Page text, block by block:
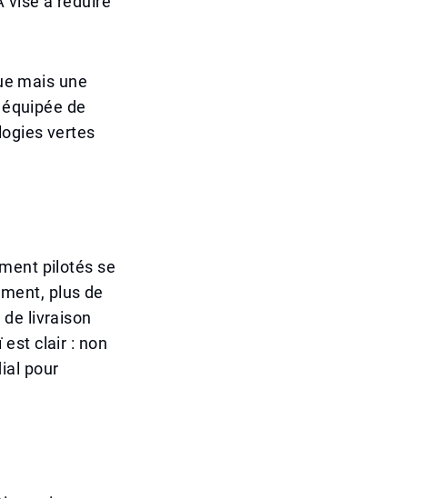
mais une
de
vertes
pilotés se
plus de
livraison
est clair : non
pour